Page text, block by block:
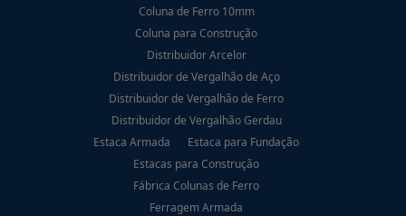
Coluna de Ferro 10mm
Coluna para Construção
Distribuidor Arcelor
Distribuidor de Vergalhão de Aço
Distribuidor de Vergalhão de Ferro
Distribuidor de Vergalhão Gerdau
Estaca Armada
Estaca para Fundação
Estacas para Construção
Fábrica Colunas de Ferro
Ferragem Armada